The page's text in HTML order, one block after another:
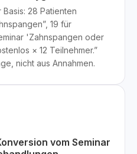
28 Patienten
19 für
'Zahnspangen oder
× 12 Teilnehmer.”
nicht aus Annahmen.
vom Seminar